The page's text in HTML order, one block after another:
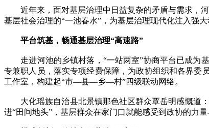
近年来，面对基层治理中日益复杂的矛盾与需求，河
基层社会治理的“一池春水”，为基层治理现代化注入强大
平台筑基，畅通基层治理“高速路”
走进河池的乡镇村落，“一站两室”协商平台已成为基
专兼职人员，落实专项经费保障，为政协组织和各界委
工作室，构建起“市—县—乡—村”四级联动网络。
大化瑶族自治县北景镇那色社区群众覃岳明感慨道：
进“田间地头”，基层群众在家门口就能感受到政协的力量